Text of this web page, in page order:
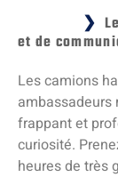
et de
Les camions
ambassadeurs
frappant et
curiosité.
heures de très